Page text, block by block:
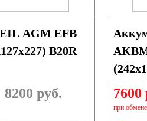
AGM EFB
B20R
8200 руб. 7600
при обмене